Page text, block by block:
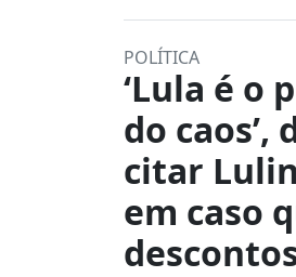
POLÍTICA
‘Lula é o
do caos’,
citar
em caso